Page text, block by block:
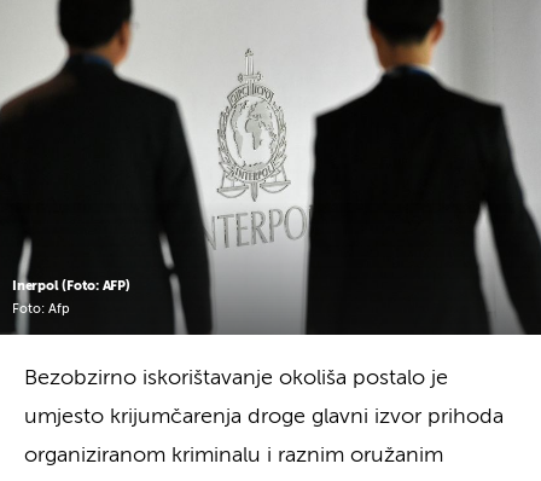
Inerpol (Foto: AFP)
Foto: Afp
Bezobzirno iskorištavanje okoliša postalo je
umjesto krijumčarenja droge glavni izvor prihoda
organiziranom kriminalu i raznim oružanim